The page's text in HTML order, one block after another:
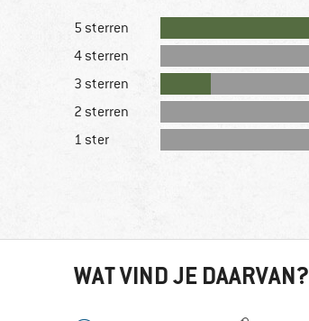
5 sterren
4 sterren
3 sterren
2 sterren
1 ster
WAT VIND JE DAARVAN?